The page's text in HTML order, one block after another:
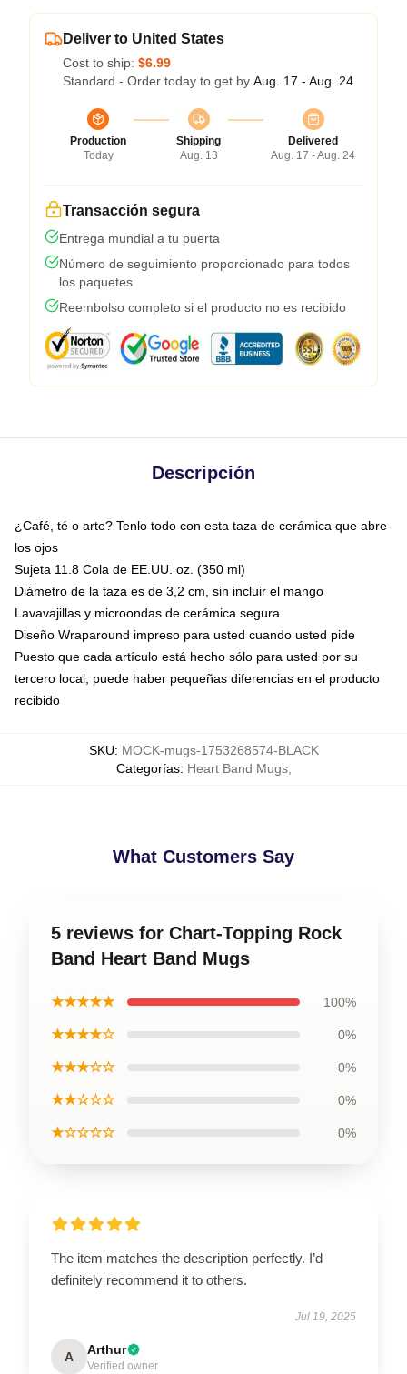
Deliver to United States
Cost to ship: $6.99
Standard - Order today to get by Aug. 17 - Aug. 24
Production
Today
Shipping
Aug. 13
Delivered
Aug. 17 - Aug. 24
Transacción segura
Entrega mundial a tu puerta
Número de seguimiento proporcionado para todos
los paquetes
Reembolso completo si el producto no es recibido
Descripción
¿Café, té o arte? Tenlo todo con esta taza de cerámica que abre
los ojos
Sujeta 11.8 Cola de EE.UU. oz. (350 ml)
Diámetro de la taza es de 3,2 cm, sin incluir el mango
Lavavajillas y microondas de cerámica segura
Diseño Wraparound impreso para usted cuando usted pide
Puesto que cada artículo está hecho sólo para usted por su
tercero local, puede haber pequeñas diferencias en el producto
recibido
SKU: MOCK-mugs-1753268574-BLACK
Categorías: Heart Band Mugs,
What Customers Say
5 reviews for Chart-Topping Rock
Band Heart Band Mugs
★★★★★ 100%
★★★★☆ 0%
★★★☆☆ 0%
★★☆☆☆ 0%
★☆☆☆☆ 0%
The item matches the description perfectly. I’d
definitely recommend it to others.
Jul 19, 2025
A Arthur
Verified owner